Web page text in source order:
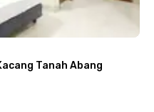
Tanah Abang